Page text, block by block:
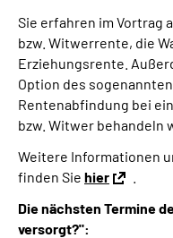
Suche
Sie erfahren im Vortrag
bzw. Witwerrente, die
Erziehungsrente.
Option des
Rentenabfindung bei
bzw. Witwer behandeln
Weitere Informationen
finden Sie hier
Die nächsten Termine
versorgt?":